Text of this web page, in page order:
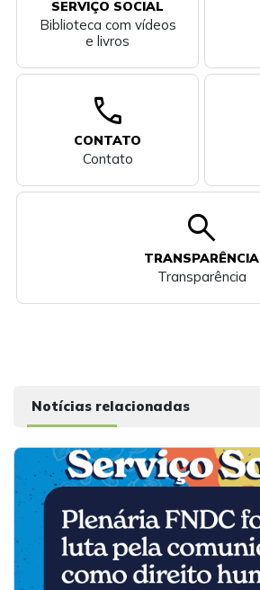
SERVIÇO SOCIAL
Biblioteca com vídeos
e livros
call
CONTATO
Contato
search
TRANSPARÊNCIA
Transparência
Notícias relacionadas